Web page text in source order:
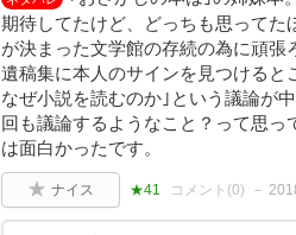
期待してたけど、どっちも思って
が決まった文学館の存続の為に頑
遺稿集に本人のサインを見つけると
なぜ小説を読むのか｣という議論が
回も議論するようなこと？って思
は面白かったです。
ナイス ★41 コメント(0)